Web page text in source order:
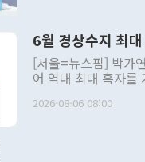
주의적 희망에 근거
관의 대북 정책 관련
관 부처 장관이 공개
관의 무리한 대북 접
다. [정동영 통일부 장관이 지난달 23일 오후 서울 종로구 정부서울청사에
6월 경상수지 최
[서울=뉴스핌] 박가
어 역대 최대 흑자를
료=한국은행] 한국은행이 6일 발표한 '2026년 6월 국제수지(잠정)'에 따르
2026-08-06 08:00